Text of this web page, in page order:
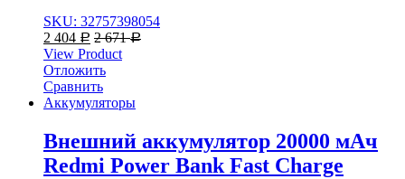
SKU: 32757398054
2 404 Р 2 671Р
View Product
Отложить
Сравнить
Аккумуляторы
Внешний аккумулятор 20000 мАч
Redmi Power Bank Fast Charge